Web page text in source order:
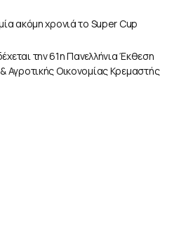
ακόμη χρονιά το Super Cup
την 61η Πανελλήνια Έκθεση
Αγροτικής Οικονομίας Κρεμαστής